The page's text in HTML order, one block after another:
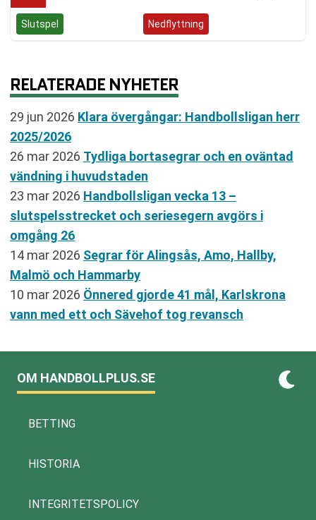
Slutspel Nedflyttning
RELATERADE NYHETER
29 jun 2026 Klara övergångar: Handbollsligan herr
2025/2026
26 mar 2026 Tydliga bortasegrar och en oväntad
vändning i huvudstaden
23 mar 2026 Handbollsligan vecka 13 –
slutspelsstrecket och seriesegern avgörs i
omgång 26
14 mar 2026 Segrar för Alingsås, Amo, Hallby,
Malmö och Hammarby
10 mar 2026 Önnered gjorde 41 mål, Karlskrona
vann med ett och Sävehof tog revansch
OM HANDBOLLPLUS.SE
BETTING
HISTORIA
INTEGRITETSPOLICY